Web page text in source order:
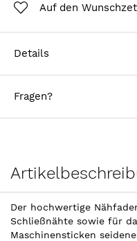
Auf den
Details
Fragen?
Der hochwertige
Schließnähte sowie für
Maschinensticken